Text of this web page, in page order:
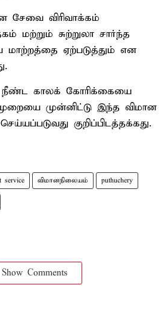
சேவை விரிவாக்கம்
மற்றும் சுற்றுலா சார்ந்த
மாற்றத்தை ஏற்படுத்தும் என
நீண்ட காலக் கோரிக்கையை
முன்னிட்டு இந்த விமான
குறிப்பிடத்தக்கது.
service விமானநிலையம் puthuchery
Show Comments